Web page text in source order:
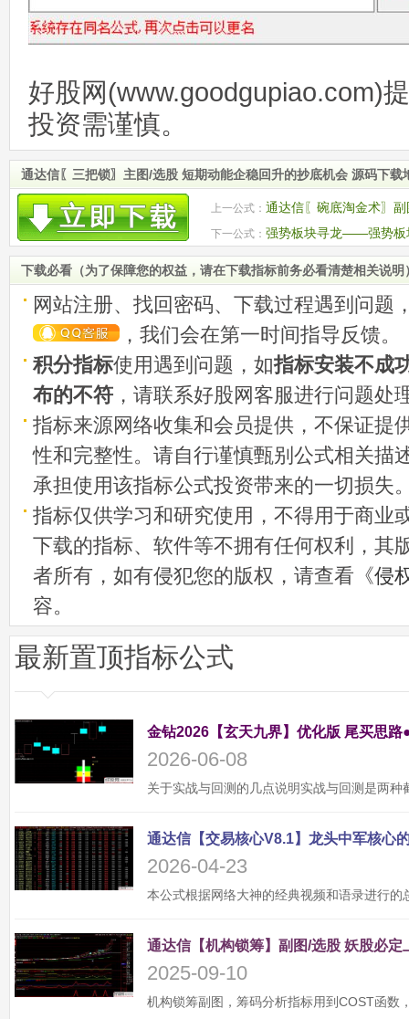
好股网(www.goodgupiao.com)
投资需谨慎。
通达信〖三把锁〗主图/选股 短期动能企稳回升的抄底机会 源码下载
上一公式： 通达信〖碗底淘金术〗
底机会 源码
下一公式： 强势板块寻龙——强势板
图排序 源码
下载必看（为了保障您的权益，请在下载指标前务必看清楚相关说明
网站注册、找回密码、下载过程遇到问题
，我们会在第一时间指导反馈。
积分指标使用遇到问题，如指标安装不成
布的不符 ，请联系好股网客服进行问题处
指标来源网络收集和会员提供，不保证提
性和完整性。请自行谨慎甄别公式相关描
承担使用该指标公式投资带来的一切损失
指标仅供学习和研究使用，不得用于商业
下载的指标、软件等不拥有任何权利，其
者所有，如有侵犯您的版权，请查看《侵
容。
最新置顶指标公式
金钻2026【玄天九界】优化版 尾买思
2026-06-08
2026-04-23
2025-09-10